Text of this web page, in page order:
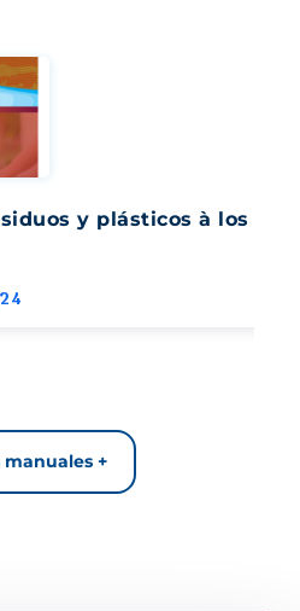
y plásticos à los
+